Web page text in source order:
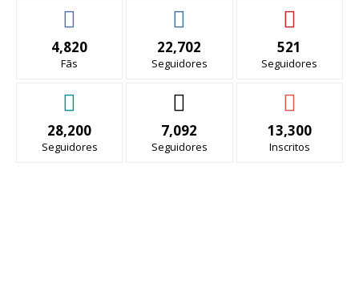
4,820
Fãs
22,702
Seguidores
521
Seguidores
28,200
Seguidores
7,092
Seguidores
13,300
Inscritos